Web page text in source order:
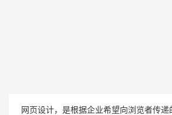
案例展示九